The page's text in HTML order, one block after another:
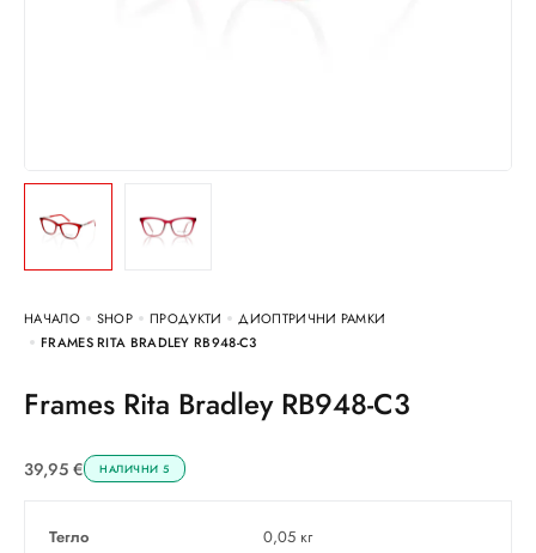
НАЧАЛО SHOP ПРОДУКТИ
ДИОПТРИЧНИ РАМКИ
FRAMES RITA BRADLEY RB948-C3
Frames Rita Bradley RB948-C3
39,95 € НАЛИЧНИ 5
Тегло
0,05 кг